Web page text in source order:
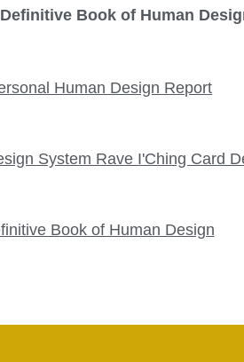
Human Design Report
System Rave I'Ching Card
Book of Human Design